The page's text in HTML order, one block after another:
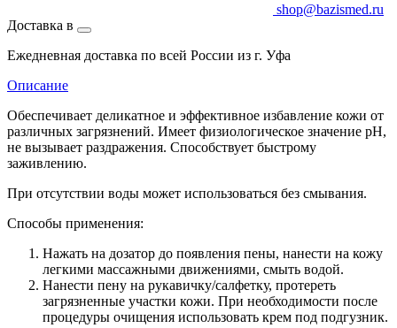
shop@bazismed.ru
Доставка в
Ежедневная доставка по всей России из г. Уфа
Описание
Обеспечивает деликатное и эффективное избавление кожи от
различных загрязнений. Имеет физиологическое значение pH,
не вызывает раздражения. Способствует быстрому
заживлению.
При отсутствии воды может использоваться без смывания.
Способы применения:
Нажать на дозатор до появления пены, нанести на кожу
легкими массажными движениями, смыть водой.
Нанести пену на рукавичку/салфетку, протереть
загрязненные участки кожи. При необходимости после
процедуры очищения использовать крем под подгузник.